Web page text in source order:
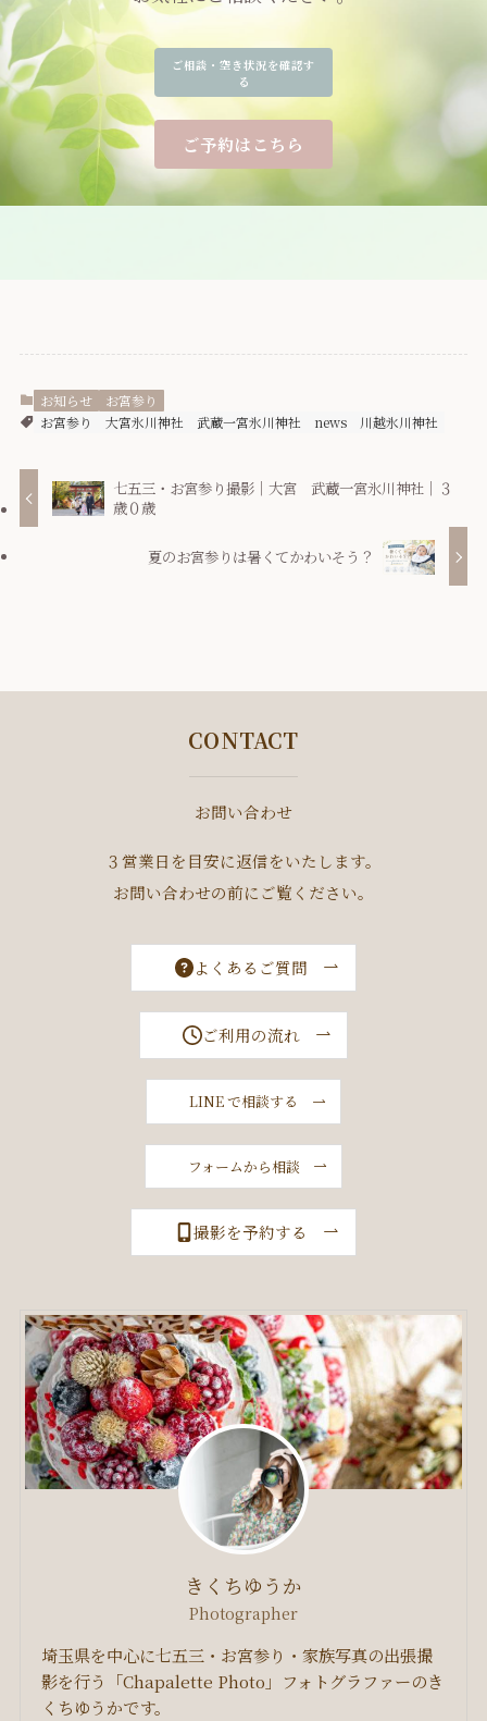
ご相談・空き状況を確認す
る
ご予約はこちら
お知らせ
お宮参り
お宮参り
大宮氷川神社 武蔵一宮氷川神社 news 川越氷川神社
七五三・お宮参り撮影｜大宮 武蔵一宮氷川神社｜３
歳０歳
夏のお宮参りは暑くてかわいそう？
CONTACT
お問い合わせ
３営業日を目安に返信をいたします。
お問い合わせの前にご覧ください。
よくあるご質問
ご利用の流れ
LINE で相談する
フォームから相談
撮影を予約する
きくちゆうか
Photographer
埼玉県を中心に七五三・お宮参り・家族写真の出張撮
影を行う「Chapalette Photo」フォトグラファーのき
くちゆうかです。